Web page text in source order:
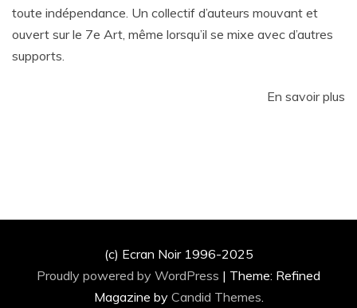
toute indépendance. Un collectif d’auteurs mouvant et
ouvert sur le 7e Art, même lorsqu’il se mixe avec d’autres
supports.
En savoir plus
(c) Ecran Noir 1996-2025
Proudly powered by WordPress | Theme: Refined
Magazine by Candid Themes